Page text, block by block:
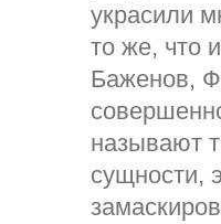
украсили
то же, что
Баженов,
называют
сущности,